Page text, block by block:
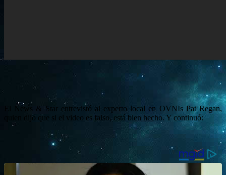
El News & Star entrevistó al experto local en OVNIs Pat Regan,
quien dijo que si el video es falso, está bien hecho. Y continuó: